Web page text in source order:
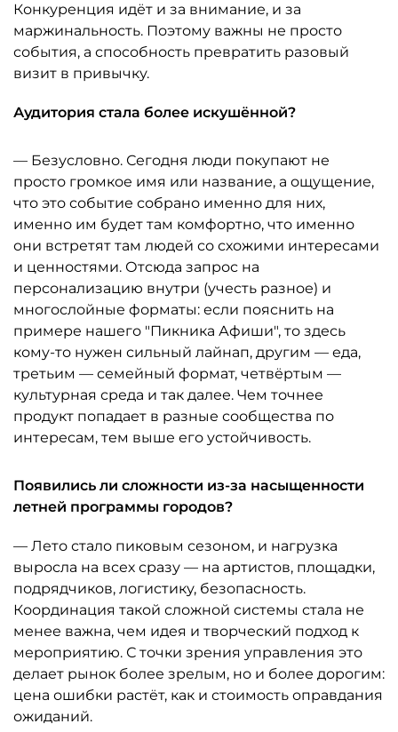
Конкуренция идёт и за внимание, и за
маржинальность. Поэтому важны не просто
события, а способность превратить разовый
визит в привычку.
Аудитория стала более искушённой?
— Безусловно. Сегодня люди покупают не
просто громкое имя или название, а ощущение,
что это событие собрано именно для них,
именно им будет там комфортно, что именно
они встретят там людей со схожими интересами
и ценностями. Отсюда запрос на
персонализацию внутри (учесть разное) и
многослойные форматы: если пояснить на
примере нашего "Пикника Афиши", то здесь
кому-то нужен сильный лайнап, другим — еда,
третьим — семейный формат, четвёртым —
культурная среда и так далее. Чем точнее
продукт попадает в разные сообщества по
интересам, тем выше его устойчивость.
Появились ли сложности из-за насыщенности
летней программы городов?
— Лето стало пиковым сезоном, и нагрузка
выросла на всех сразу — на артистов, площадки,
подрядчиков, логистику, безопасность.
Координация такой сложной системы стала не
менее важна, чем идея и творческий подход к
мероприятию. С точки зрения управления это
делает рынок более зрелым, но и более дорогим:
цена ошибки растёт, как и стоимость оправдания
ожиданий.